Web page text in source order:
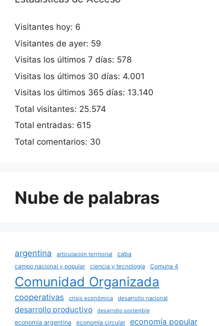
Visitantes hoy: 6
Visitantes de ayer: 59
Visitas los últimos 7 días: 578
Visitas los últimos 30 días: 4.001
Visitas los últimos 365 días: 13.140
Total visitantes: 25.574
Total entradas: 615
Total comentarios: 30
Nube de palabras
argentina articulación territorial
caba
campo nacional y popular
ciencia y tecnología Comuna 4
Comunidad Organizada
cooperativas crisis económica desarrollo nacional
desarrollo productivo desarrollo sostenible
economía argentina economía circular economía popular